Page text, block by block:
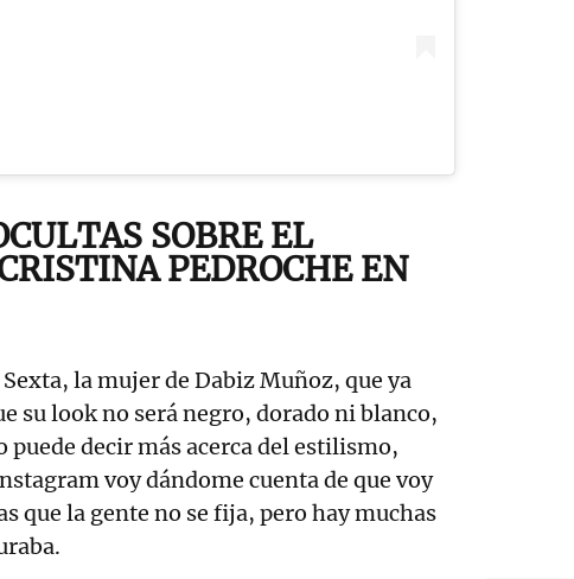
SOBRE EL
PEDROCHE EN
la mujer de Dabiz Muñoz, que ya
su look no será negro, dorado ni blanco,
puede decir más acerca del estilismo,
voy dándome cuenta de que voy
que la gente no se fija, pero hay muchas